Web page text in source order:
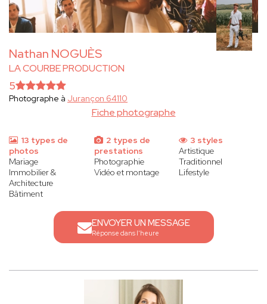
Nathan NOGUÈS
LA COURBE PRODUCTION
Fiche photographe
5
Photographe à Jurançon 64110
13 types de
photos
Mariage
Immobilier &
Architecture
Bâtiment
2 types de
prestations
Photographie
Vidéo et montage
3 styles
Artistique
Traditionnel
Lifestyle
ENVOYER UN MESSAGE
Réponse dans l'heure